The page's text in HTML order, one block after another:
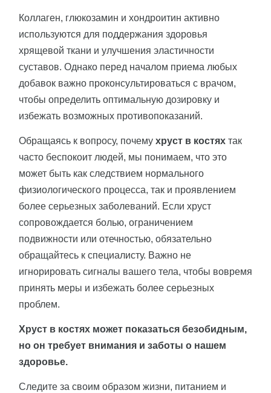
Коллаген, глюкозамин и хондроитин активно
используются для поддержания здоровья
хрящевой ткани и улучшения эластичности
суставов. Однако перед началом приема любых
добавок важно проконсультироваться с врачом,
чтобы определить оптимальную дозировку и
избежать возможных противопоказаний.
Обращаясь к вопросу, почему хруст в костях так
часто беспокоит людей, мы понимаем, что это
может быть как следствием нормального
физиологического процесса, так и проявлением
более серьезных заболеваний. Если хруст
сопровождается болью, ограничением
подвижности или отечностью, обязательно
обращайтесь к специалисту. Важно не
игнорировать сигналы вашего тела, чтобы вовремя
принять меры и избежать более серьезных
проблем.
Хруст в костях может показаться безобидным,
но он требует внимания и заботы о нашем
здоровье.
Следите за своим образом жизни, питанием и